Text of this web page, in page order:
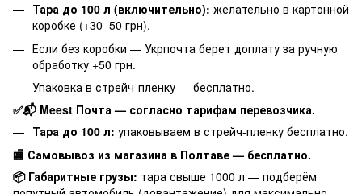
Тара до 100 л (включительно): желательно в картонной
коробке (+30–50 грн).
Если без коробки — Укрпочта берет доплату за ручную
обработку +50 грн.
Упаковка в стрейч-пленку — бесплатно.
✅📬 Meest Почта — согласно тарифам перевозчика.
Тара до 100 л: упаковываем в стрейч-пленку бесплатно.
🏬 Самовывоз из магазина в Полтаве — бесплатно.
📦 Габаритные грузы: тара свыше 1000 л — подберём